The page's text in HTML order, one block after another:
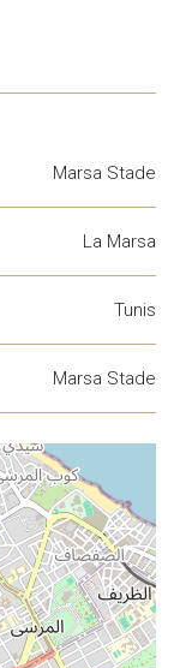
Marsa Stade
La Marsa
Tunis
Marsa Stade